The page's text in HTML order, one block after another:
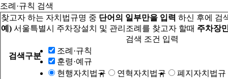
조례·규칙 검색
찾고자 하는 자치법규명 중 단어의 일부만을 입력 하신 후에 검
예) 서울특별시 주차장설치 및 관리조례를 찾고자 할때 주차장
검색 조건 입력
검색구분
조례·규칙
훈령·예규
현행자치법규 연혁자치법규
폐지자치법규